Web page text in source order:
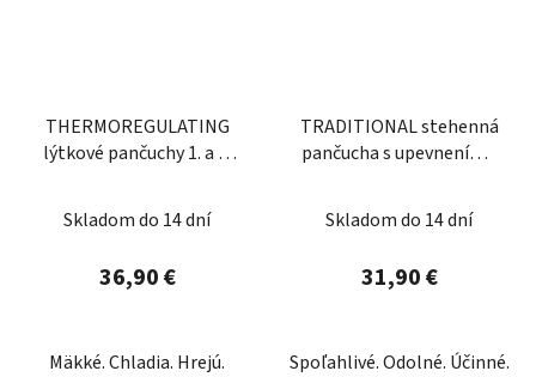
THERMOREGULATING
lýtkové pančuchy 1. a 3.
Skladom do 14 dní
36,90 €
Mäkké. Chladia. Hrejú.
TRADITIONAL stehenná
pančucha s upevnením v
Skladom do 14 dní
31,90 €
Spoľahlivé. Odolné. Účinné.